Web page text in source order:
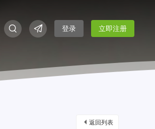
登录 立即注册
返回列表